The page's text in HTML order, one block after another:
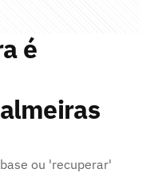
é
ou 'recuperar'